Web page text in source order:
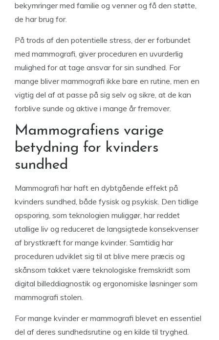
bekymringer med familie og venner og få den støtte,
de har brug for.
På trods af den potentielle stress, der er forbundet
med mammografi, giver proceduren en uvurderlig
mulighed for at tage ansvar for sin sundhed. For
mange bliver mammografi ikke bare en rutine, men en
vigtig del af at passe på sig selv og sikre, at de kan
forblive sunde og aktive i mange år fremover.
Mammografiens varige
betydning for kvinders
sundhed
Mammografi har haft en dybtgående effekt på
kvinders sundhed, både fysisk og psykisk. Den tidlige
opsporing, som teknologien muliggør, har reddet
utallige liv og reduceret de langsigtede konsekvenser
af brystkræft for mange kvinder. Samtidig har
proceduren udviklet sig til at blive mere præcis og
skånsom takket være teknologiske fremskridt som
digital billeddiagnostik og ergonomiske løsninger som
mammografi stolen.
For mange kvinder er mammografi blevet en essentiel
del af deres sundhedsrutine og en kilde til tryghed.